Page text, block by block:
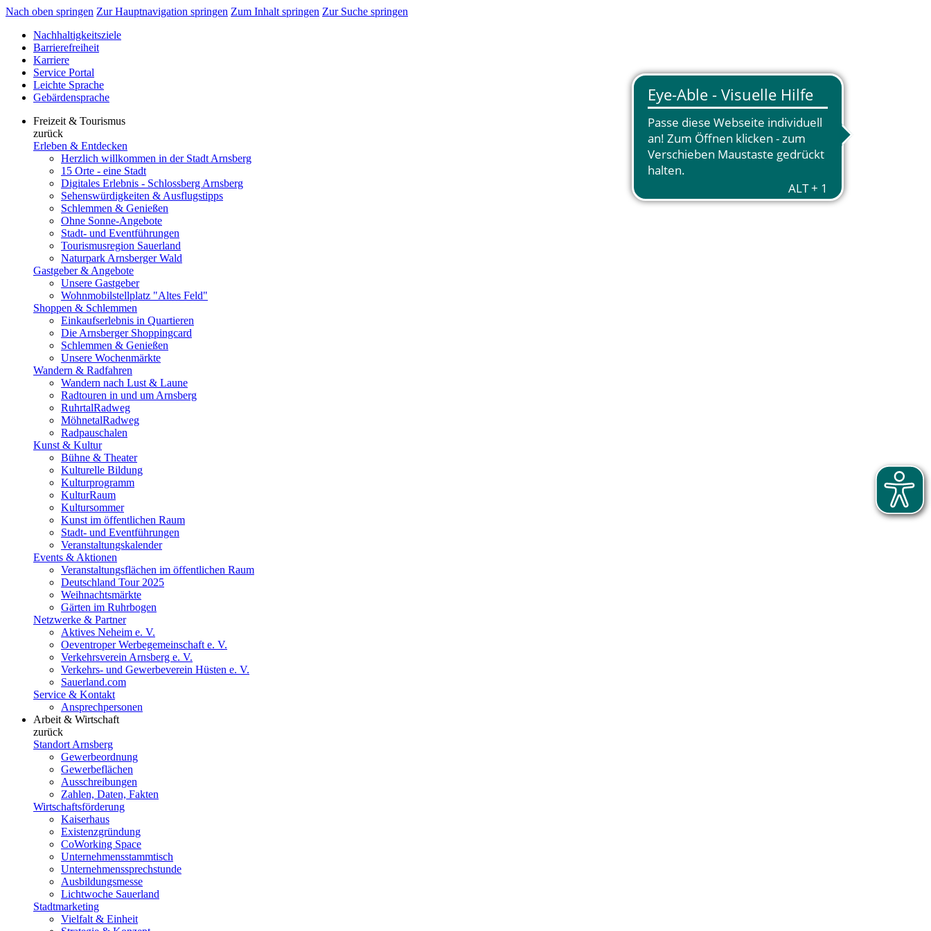
Nach oben springen Zur Hauptnavigation springen Zum Inhalt springen Zur Suche springen
Nachhaltigkeitsziele
Barrierefreiheit
Karriere
Service Portal
Leichte Sprache
Gebärdensprache
Freizeit & Tourismus
zurück
Erleben & Entdecken
Herzlich willkommen in der Stadt Arnsberg
15 Orte - eine Stadt
Digitales Erlebnis - Schlossberg Arnsberg
Sehenswürdigkeiten & Ausflugstipps
Schlemmen & Genießen
Ohne Sonne-Angebote
Stadt- und Eventführungen
Tourismusregion Sauerland
Naturpark Arnsberger Wald
Gastgeber & Angebote
Unsere Gastgeber
Wohnmobilstellplatz "Altes Feld"
Shoppen & Schlemmen
Einkaufserlebnis in Quartieren
Die Arnsberger Shoppingcard
Schlemmen & Genießen
Unsere Wochenmärkte
Wandern & Radfahren
Wandern nach Lust & Laune
Radtouren in und um Arnsberg
RuhrtalRadweg
MöhnetalRadweg
Radpauschalen
Kunst & Kultur
Bühne & Theater
Kulturelle Bildung
Kulturprogramm
KulturRaum
Kultursommer
Kunst im öffentlichen Raum
Stadt- und Eventführungen
Veranstaltungskalender
Events & Aktionen
Veranstaltungsflächen im öffentlichen Raum
Deutschland Tour 2025
Weihnachtsmärkte
Gärten im Ruhrbogen
Netzwerke & Partner
Aktives Neheim e. V.
Oeventroper Werbegemeinschaft e. V.
Verkehrsverein Arnsberg e. V.
Verkehrs- und Gewerbeverein Hüsten e. V.
Sauerland.com
Service & Kontakt
Ansprechpersonen
Arbeit & Wirtschaft
zurück
Standort Arnsberg
Gewerbeordnung
Gewerbeflächen
Ausschreibungen
Zahlen, Daten, Fakten
Wirtschaftsförderung
Kaiserhaus
Existenzgründung
CoWorking Space
Unternehmensstammtisch
Unternehmenssprechstunde
Ausbildungsmesse
Lichtwoche Sauerland
Stadtmarketing
Vielfalt & Einheit